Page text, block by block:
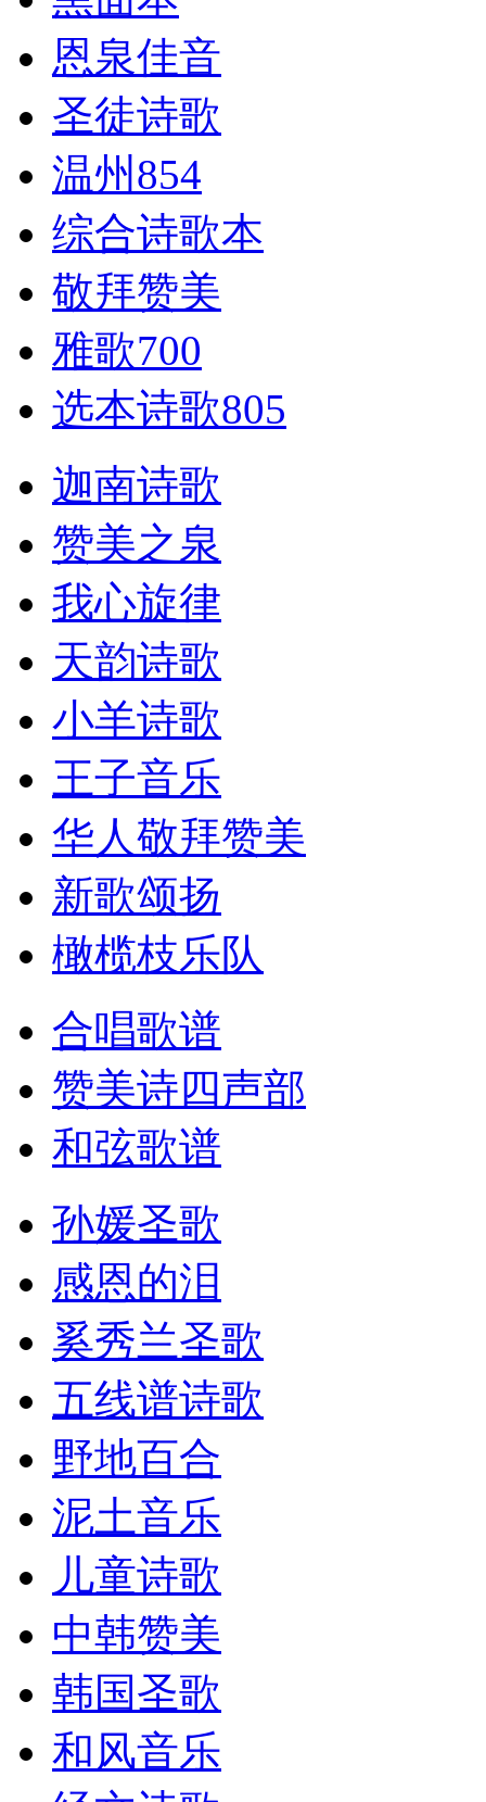
恩泉佳音
圣徒诗歌
温州854
综合诗歌本
敬拜赞美
雅歌700
选本诗歌805
迦南诗歌
赞美之泉
我心旋律
天韵诗歌
小羊诗歌
王子音乐
华人敬拜赞美
新歌颂扬
橄榄枝乐队
合唱歌谱
赞美诗四声部
和弦歌谱
孙媛圣歌
感恩的泪
奚秀兰圣歌
五线谱诗歌
野地百合
泥土音乐
儿童诗歌
中韩赞美
韩国圣歌
和风音乐